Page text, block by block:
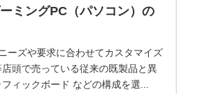
ミングPC（パソコン）の
ーズや要求に合わせてカスタマイズ
頭で売っている従来の既製品と異
ィックボード などの構成を選...